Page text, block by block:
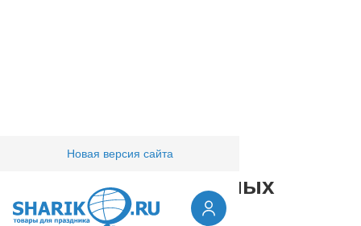
Новая версия сайта
Компания/Фестивали
Фестиваль воздушных
шаров в Питере